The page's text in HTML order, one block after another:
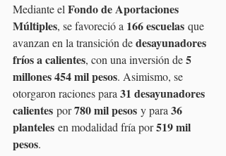
Mediante el Fondo de Aportaciones
Múltiples, se favoreció a 166 escuelas que
avanzan en la transición de desayunadores
fríos a calientes, con una inversión de 5
millones 454 mil pesos. Asimismo, se
otorgaron raciones para 31 desayunadores
calientes por 780 mil pesos y para 36
planteles en modalidad fría por 519 mil
pesos.